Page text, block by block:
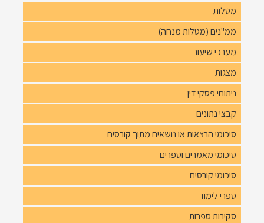
מטלות
ממ"נים (מטלות מנחה)
מערכי שיעור
מצגות
ניתוחי פסקי דין
קבצי נתונים
סיכומי הרצאות או נושאים מתוך קורסים
סיכומי מאמרים וספרים
סיכומי קורסים
ספרי לימוד
סקירות ספרות